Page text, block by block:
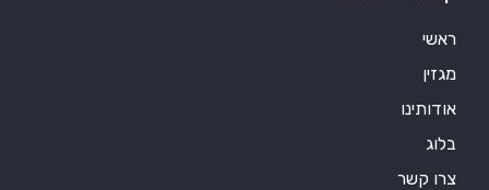
ראשי
מגזין
אודותינו
בלוג
צרו קשר